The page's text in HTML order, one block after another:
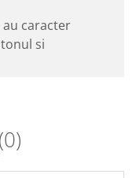
caracter
si
(0)